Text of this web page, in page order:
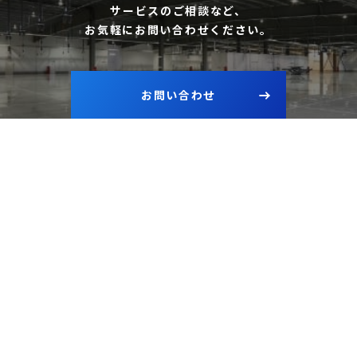
サービスのご相談など、
お気軽にお問い合わせください。
お問い合わせ